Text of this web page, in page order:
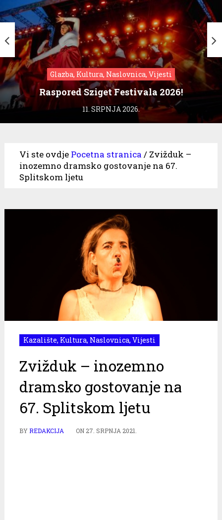
Glazba, Kultura, Naslovnica, Vijesti
Raspored Sziget Festivala 2026!
11. SRPNJA 2026.
Vi ste ovdje Pocetna stranica / Zvižduk –
inozemno dramsko gostovanje na 67.
Splitskom ljetu
Kazalište, Kultura, Naslovnica, Vijesti
Zvižduk – inozemno
dramsko gostovanje na
67. Splitskom ljetu
BYREDAKCIJA ON 27. SRPNJA 2021.